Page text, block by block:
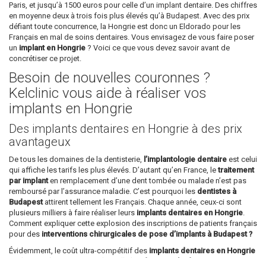
Paris, et jusqu’à 1500 euros pour celle d’un implant dentaire. Des chiffres
en moyenne deux à trois fois plus élevés qu’à Budapest. Avec des prix
défiant toute concurrence, la Hongrie est donc un Eldorado pour les
Français en mal de soins dentaires. Vous envisagez de vous faire poser
un implant en Hongrie ? Voici ce que vous devez savoir avant de
concrétiser ce projet.
Besoin de nouvelles couronnes ?
Kelclinic vous aide à réaliser vos
implants en Hongrie
Des implants dentaires en Hongrie à des prix
avantageux
De tous les domaines de la dentisterie, l’implantologie dentaire est celui
qui affiche les tarifs les plus élevés. D’autant qu’en France, letraitement
par implanten remplacement d’une dent tombée ou malade n’est pas
remboursé par l’assurance maladie. C’est pourquoi les dentistes à
Budapestattirent tellement les Français. Chaque année, ceux-ci sont
plusieurs milliers à faire réaliser leurs implants dentaires en Hongrie.
Comment expliquer cette explosion des inscriptions de patients français
pour des interventions chirurgicales de pose d’implants à Budapest ?
Évidemment, le coût ultra-compétitif des implants dentaires en Hongrie